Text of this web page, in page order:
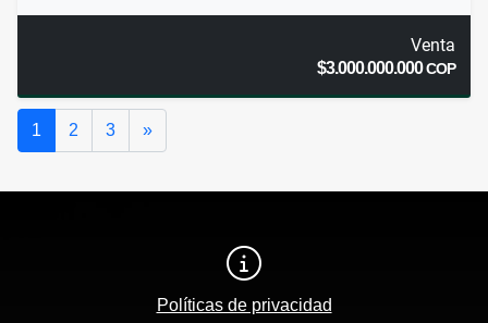
Venta
$3.000.000.000COP
1 2 3 »Siguiente
Políticas de privacidad